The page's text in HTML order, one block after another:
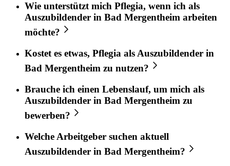
Wie unterstützt mich Pflegia, wenn ich als
Auszubildender in Bad Mergentheim arbeiten
möchte?
Kostet es etwas, Pflegia als Auszubildender in
Bad Mergentheim zu nutzen?
Brauche ich einen Lebenslauf, um mich als
Auszubildender in Bad Mergentheim zu
bewerben?
Welche Arbeitgeber suchen aktuell
Auszubildender in Bad Mergentheim?